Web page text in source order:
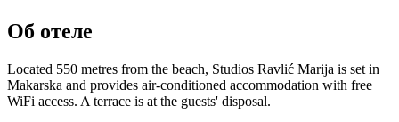
Об отеле
Located 550 metres from the beach, Studios Ravlić Marija is set in
Makarska and provides air-conditioned accommodation with free
WiFi access. A terrace is at the guests' disposal.